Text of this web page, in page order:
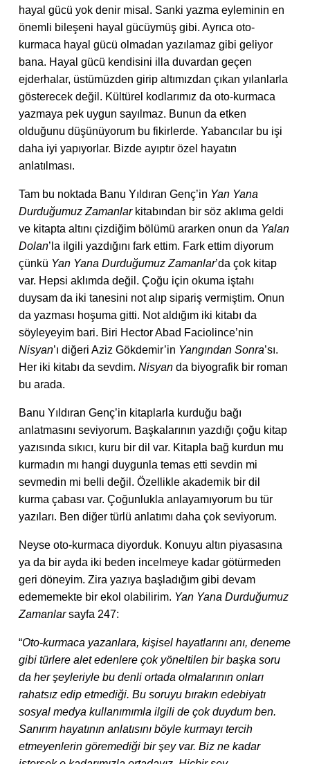
hayal gücü yok denir misal. Sanki yazma eyleminin en
önemli bileşeni hayal gücüymüş gibi. Ayrıca oto-
kurmaca hayal gücü olmadan yazılamaz gibi geliyor
bana. Hayal gücü kendisini illa duvardan geçen
ejderhalar, üstümüzden girip altımızdan çıkan yılanlarla
gösterecek değil. Kültürel kodlarımız da oto-kurmaca
yazmaya pek uygun sayılmaz. Bunun da etken
olduğunu düşünüyorum bu fikirlerde. Yabancılar bu işi
daha iyi yapıyorlar. Bizde ayıptır özel hayatın
anlatılması.
Tam bu noktada Banu Yıldıran Genç’in Yan Yana
Durduğumuz Zamanlarkitabından bir söz aklıma geldi
ve kitapta altını çizdiğim bölümü ararken onun da Yalan
Dolan’la ilgili yazdığını fark ettim. Fark ettim diyorum
çünkü Yan Yana Durduğumuz Zamanlar’da çok kitap
var. Hepsi aklımda değil. Çoğu için okuma iştahı
duysam da iki tanesini not alıp sipariş vermiştim. Onun
da yazması hoşuma gitti. Not aldığım iki kitabı da
söyleyeyim bari. Biri Hector Abad Faciolince’nin
Nisyan’ı diğeri Aziz Gökdemir’in Yangından Sonra’sı.
Her iki kitabı da sevdim. Nisyan da biyografik bir roman
bu arada.
Banu Yıldıran Genç’in kitaplarla kurduğu bağı
anlatmasını seviyorum. Başkalarının yazdığı çoğu kitap
yazısında sıkıcı, kuru bir dil var. Kitapla bağ kurdun mu
kurmadın mı hangi duygunla temas etti sevdin mi
sevmedin mi belli değil. Özellikle akademik bir dil
kurma çabası var. Çoğunlukla anlayamıyorum bu tür
yazıları. Ben diğer türlü anlatımı daha çok seviyorum.
Neyse oto-kurmaca diyorduk. Konuyu altın piyasasına
ya da bir ayda iki beden incelmeye kadar götürmeden
geri döneyim. Zira yazıya başladığım gibi devam
edememekte bir ekol olabilirim. Yan Yana Durduğumuz
Zamanlarsayfa 247:
“Oto-kurmaca yazanlara, kişisel hayatlarını anı, deneme
gibi türlere alet edenlere çok yöneltilen bir başka soru
da her şeyleriyle bu denli ortada olmalarının onları
rahatsız edip etmediği. Bu soruyu bırakın edebiyatı
sosyal medya kullanımımla ilgili de çok duydum ben.
Sanırım hayatının anlatısını böyle kurmayı tercih
etmeyenlerin göremediği bir şey var. Biz ne kadar